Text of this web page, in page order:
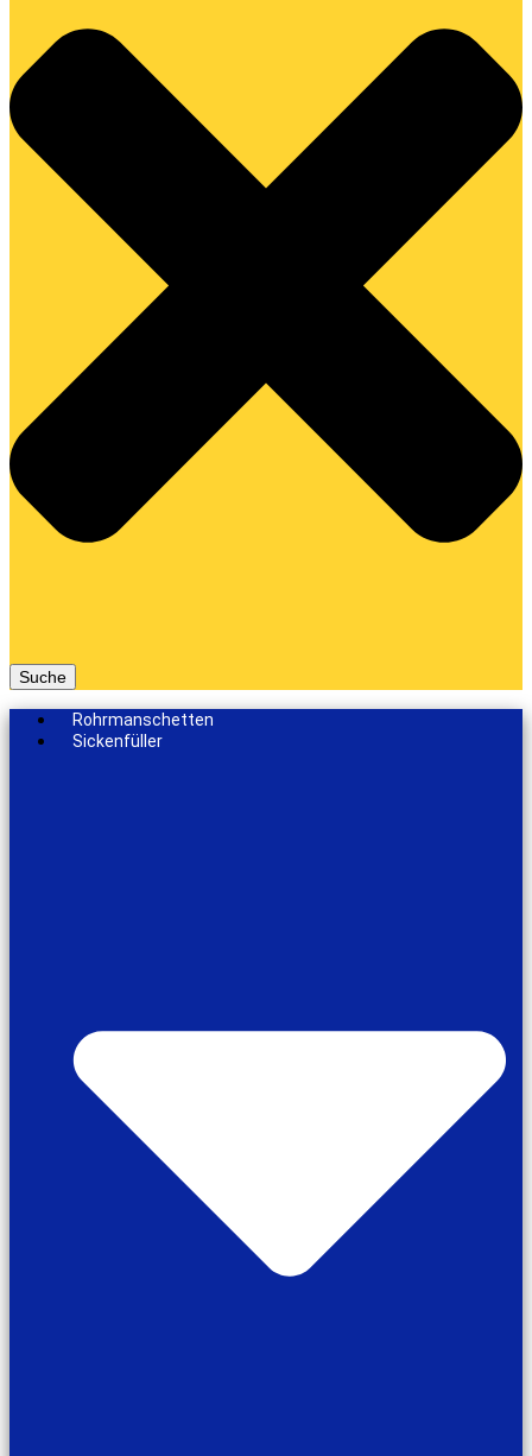
Suche
Rohrmanschetten
Sickenfüller